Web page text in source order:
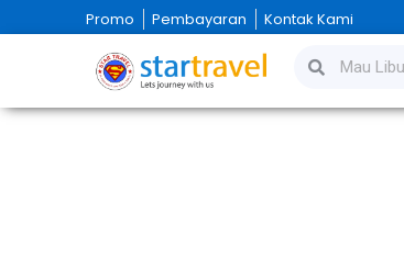
Promo Pembayaran Kontak Kami